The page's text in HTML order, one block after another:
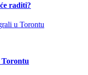
raditi?
Torontu